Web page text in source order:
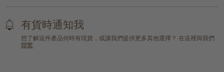
有貨時通知我
想了解這件產品何時有現貨，或讓我們提供更多其他選擇？ 在這裡與我們
聯繫